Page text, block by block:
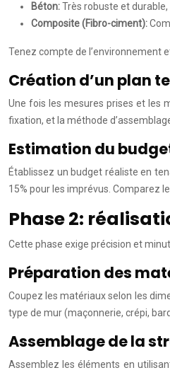
Béton:Très robuste et
Composite (Fibro-ciment):
Tenez compte de l’environnement
Création d’un plan
Une fois les mesures prises et les
fixation, et la méthode
Estimation du
Établissez un budget réaliste en
15% pour les imprévus. Comparez
Phase 2:
Cette phase exige précision et
Préparation des
Coupez les matériaux selon les
type de mur (maçonnerie, crépi,
Assemblage de la
Assemblez les éléments en